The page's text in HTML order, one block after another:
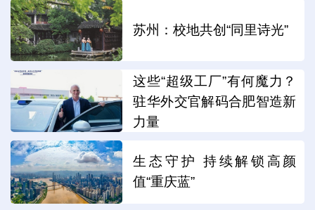
苏州：校地共创“同里诗光”
这些“超级工厂”有何魔力？
驻华外交官解码合肥智造新
力量
生态守护 持续解锁高颜
值“重庆蓝”